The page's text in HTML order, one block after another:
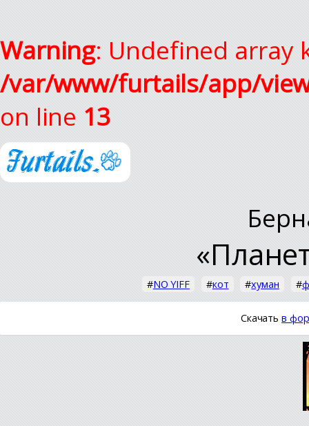
Warning: Undefined array
/var/www/furtails/app/
on line 13
#NO YIFF #кот #хуман #
Скачатьв